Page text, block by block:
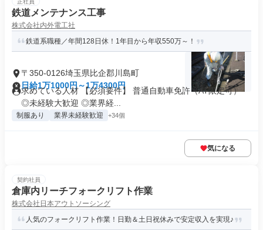
正社員
鉄道メンテナンス工事
株式会社内外電工社
鉄道系職種／年間128日休！1年目から年収550万～！
〒350-0126埼玉県比企郡川島町
日給1万1000円～1万4300円
求めている人材 【必須要件】 普通自動車免許（AT限定可）
◎未経験大歓迎 ◎業界経...
制服あり 業界未経験歓迎 +34個
気になる
契約社員
倉庫内リーチフォークリフト作業
株式会社日本アウトソーシング
人気のフォークリフト作業！日勤＆土日祝休みで安定収入を実現♪